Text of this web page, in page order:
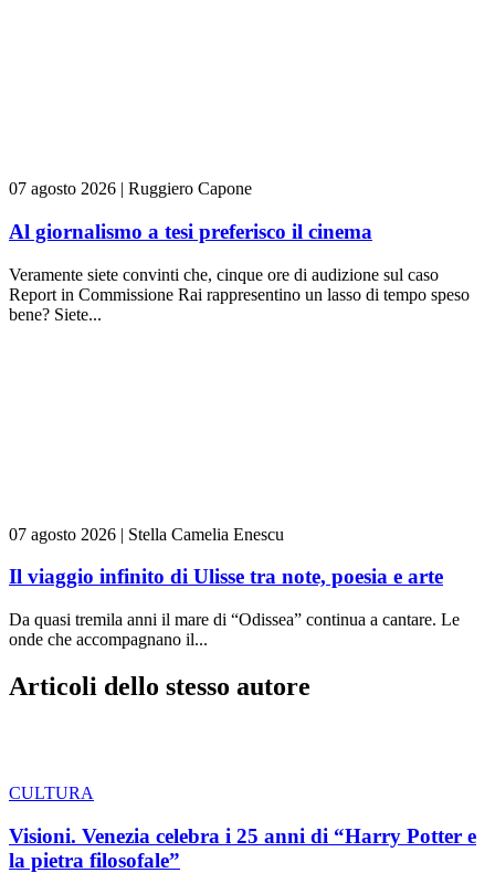
07 agosto 2026 | Ruggiero Capone
Al giornalismo a tesi preferisco il cinema
Veramente siete convinti che, cinque ore di audizione sul caso
Report in Commissione Rai rappresentino un lasso di tempo speso
bene? Siete...
07 agosto 2026 | Stella Camelia Enescu
Il viaggio infinito di Ulisse tra note, poesia e arte
Da quasi tremila anni il mare di “Odissea” continua a cantare. Le
onde che accompagnano il...
Articoli dello stesso autore
CULTURA
Visioni. Venezia celebra i 25 anni di “Harry Potter e
la pietra filosofale”